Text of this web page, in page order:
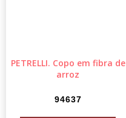
PETRELLI. Copo em fibra de
arroz
94637